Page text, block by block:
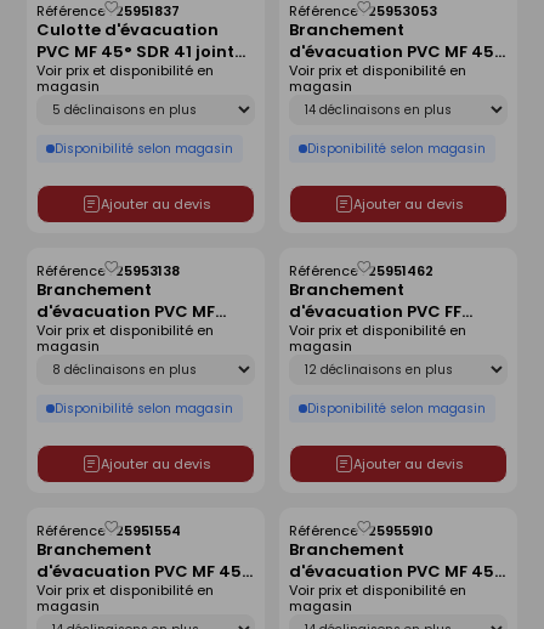
Culotte d'évacuation
PVC MF 45° SDR 41 joint
monté - D160
Référence :25951837
Déclinaison
Disponibilité selon magasin
Voir prix et disponibilité en
magasin
Ajouter au devis
Enregistrer
comme
liste
Branchement
d'évacuation PVC MF 45°
SDR 41 joint monté -
D400x315
Référence :25953053
Déclinaison
Disponibilité selon magasin
Voir prix et disponibilité en
magasin
Ajouter au devis
Enregistrer
comme
liste
Branchement
d'évacuation PVC MF
87°30 SDR 41 joint monté
- D315x200
Référence :25953138
Déclinaison
Disponibilité selon magasin
Voir prix et disponibilité en
magasin
Ajouter au devis
Enregistrer
comme
liste
Branchement
d'évacuation PVC FF
87°30 SDR 41 joint monté
- D315x160
Référence :25951462
Déclinaison
Disponibilité selon magasin
Voir prix et disponibilité en
magasin
Ajouter au devis
Enregistrer
comme
liste
Branchement
d'évacuation PVC MF 45°
SDR 41 joint monté -
D250x125
Référence :25951554
Déclinaison
Voir prix et disponibilité en
magasin
Enregistrer
comme
liste
Branchement
d'évacuation PVC MF 45°
SDR 41 joint monté -
D400x200
Référence :25955910
Déclinaison
Voir prix et disponibilité en
magasin
Enregistrer
comme
liste